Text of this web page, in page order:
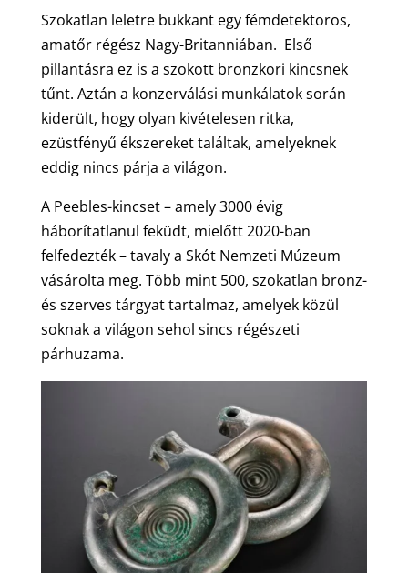
Szokatlan leletre bukkant egy fémdetektoros,
amatőr régész Nagy-Britanniában. Első
pillantásra ez is a szokott bronzkori kincsnek
tűnt. Aztán a konzerválási munkálatok során
kiderült, hogy olyan kivételesen ritka,
ezüstfényű ékszereket találtak, amelyeknek
eddig nincs párja a világon.
A Peebles-kincset – amely 3000 évig
háborítatlanul feküdt, mielőtt 2020-ban
felfedezték – tavaly a Skót Nemzeti Múzeum
vásárolta meg. Több mint 500, szokatlan bronz-
és szerves tárgyat tartalmaz, amelyek közül
soknak a világon sehol sincs régészeti
párhuzama.